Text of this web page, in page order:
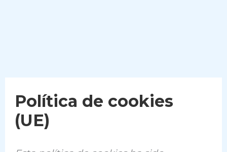
Política de cookies
(UE)